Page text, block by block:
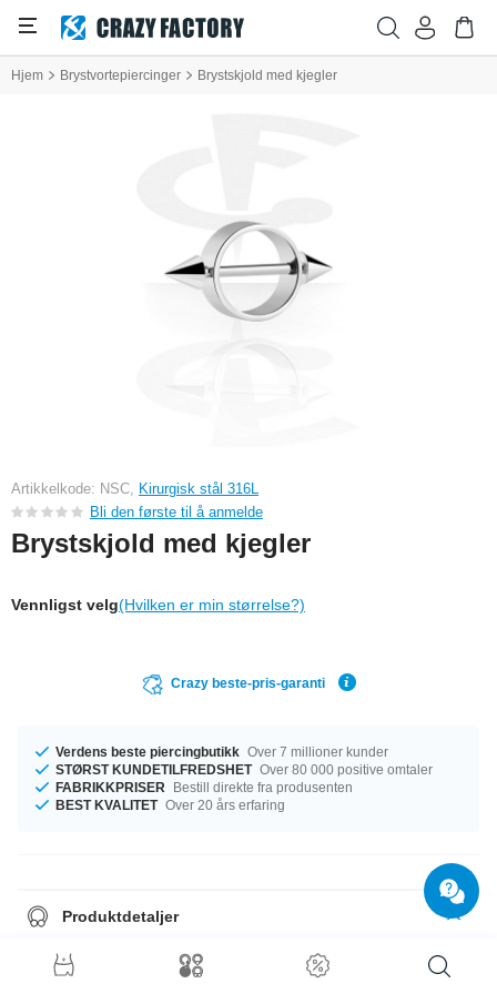
Hjem Brystvortepiercinger Brystskjold med kjegler
Artikkelkode: NSC, Kirurgisk stål 316L
Bli den første til å anmelde
Brystskjold med kjegler
Vennligst velg(Hvilken er min størrelse?)
Crazy beste-pris-garanti
Verdens beste piercingbutikk Over 7 millioner kunder
STØRST KUNDETILFREDSHET Over 80 000 positive omtaler
FABRIKKPRISER
Bestill direkte fra produsenten
BEST KVALITET Over 20 års erfaring
Produktdetaljer
fra 8 mm til 16 mm. En tøff artikkel du bare må ha!